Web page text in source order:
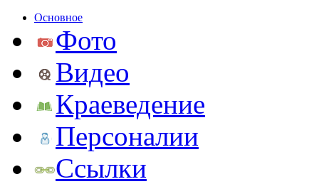
Основное
Фото
Видео
Краеведение
Персоналии
Ссылки